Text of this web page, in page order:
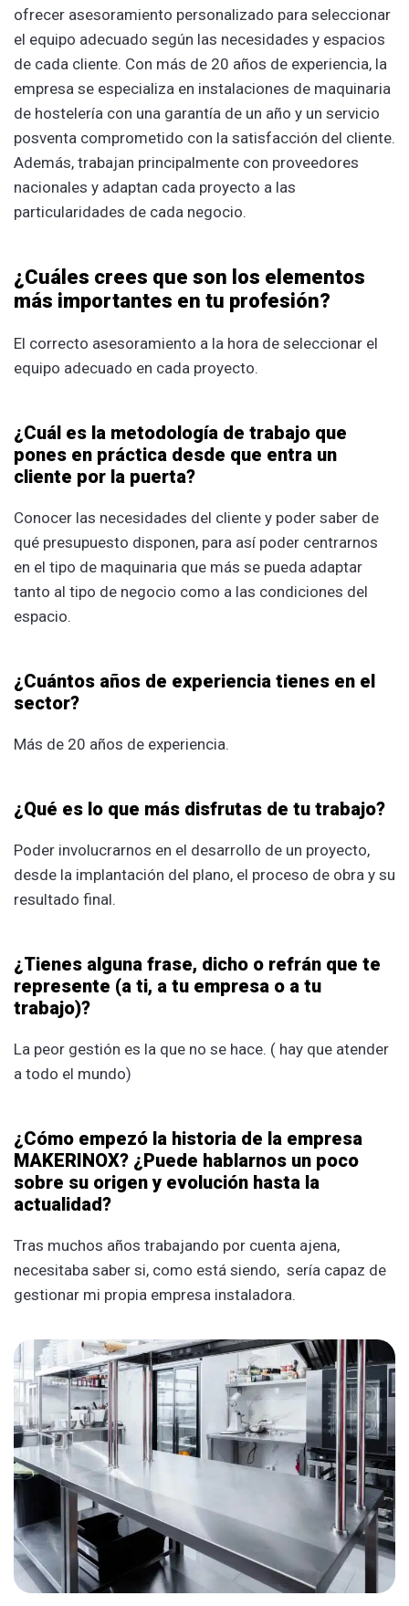
ofrecer asesoramiento personalizado para seleccionar
el equipo adecuado según las necesidades y espacios
de cada cliente. Con más de 20 años de experiencia, la
empresa se especializa en instalaciones de maquinaria
de hostelería con una garantía de un año y un servicio
posventa comprometido con la satisfacción del cliente.
Además, trabajan principalmente con proveedores
nacionales y adaptan cada proyecto a las
particularidades de cada negocio.
¿Cuáles crees que son los elementos
más importantes en tu profesión?
El correcto asesoramiento a la hora de seleccionar el
equipo adecuado en cada proyecto.
¿Cuál es la metodología de trabajo que
pones en práctica desde que entra un
cliente por la puerta?
Conocer las necesidades del cliente y poder saber de
qué presupuesto disponen, para así poder centrarnos
en el tipo de maquinaria que más se pueda adaptar
tanto al tipo de negocio como a las condiciones del
espacio.
¿Cuántos años de experiencia tienes en el
sector?
Más de 20 años de experiencia.
¿Qué es lo que más disfrutas de tu trabajo?
Poder involucrarnos en el desarrollo de un proyecto,
desde la implantación del plano, el proceso de obra y su
resultado final.
¿Tienes alguna frase, dicho o refrán que te
represente (a ti, a tu empresa o a tu
trabajo)?
La peor gestión es la que no se hace. ( hay que atender
a todo el mundo)
¿Cómo empezó la historia de la empresa
MAKERINOX? ¿Puede hablarnos un poco
sobre su origen y evolución hasta la
actualidad?
Tras muchos años trabajando por cuenta ajena,
necesitaba saber si, como está siendo, sería capaz de
gestionar mi propia empresa instaladora.